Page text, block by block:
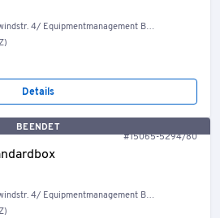
Bestand Container, Welt
Details
BEENDET
#15065-5294/80
Bestand Container, Welt